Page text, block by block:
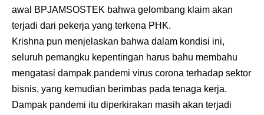
awal BPJAMSOSTEK bahwa gelombang klaim akan
terjadi dari pekerja yang terkena PHK.
Krishna pun menjelaskan bahwa dalam kondisi ini,
seluruh pemangku kepentingan harus bahu membahu
mengatasi dampak pandemi virus corona terhadap sektor
bisnis, yang kemudian berimbas pada tenaga kerja.
Dampak pandemi itu diperkirakan masih akan terjadi